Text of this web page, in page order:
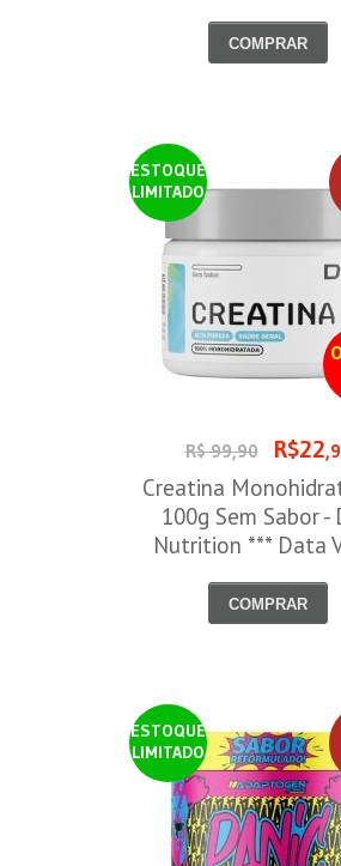
COMPRAR
ESTOQUE
LIMITADO
R$ 99,90 R$22
Creatina
100g Sem Sabor -
Nutrition *** Data
COMPRAR
ESTOQUE
LIMITADO